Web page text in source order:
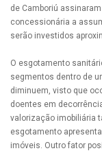
de Camboriú
concessionária a
serão investidos
O esgotamento
segmentos dentro de
diminuem, visto que
doentes em
valorização imobiliária
esgotamento
imóveis. Outro fator